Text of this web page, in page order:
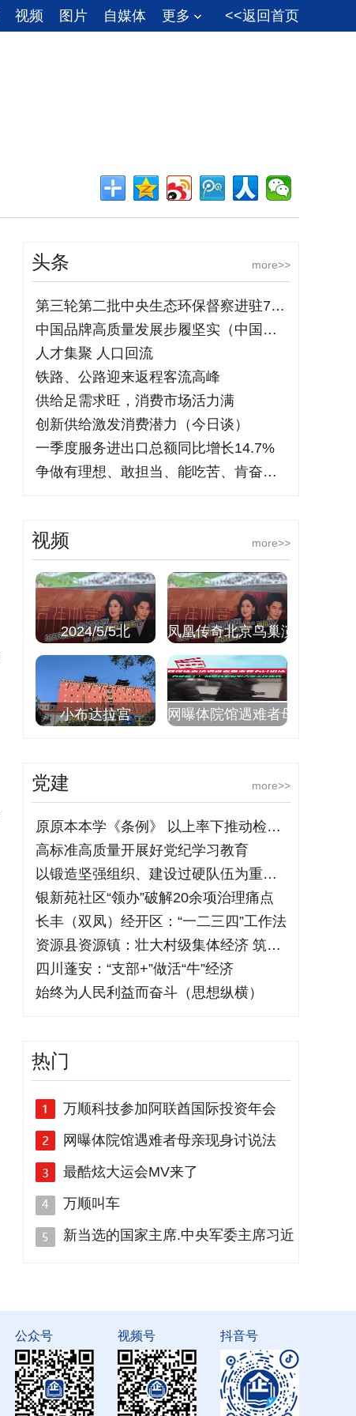
视频 图片 自媒体 更多 <<返回首页
more>>
头条
第三轮第二批中央生态环保督察进驻7省市
中国品牌高质量发展步履坚实（中国品牌日
人才集聚 人口回流
铁路、公路迎来返程客流高峰
供给足需求旺，消费市场活力满
创新供给激发消费潜力（今日谈）
一季度服务进出口总额同比增长14.7%
争做有理想、敢担当、能吃苦、肯奋斗的新
more>>
视频
2024/5/5北 凤凰传奇北京鸟巢演
小布达拉宫 网曝体院馆遇难者母
more>>
党建
原原本本学《条例》 以上率下推动检察机
高标准高质量开展好党纪学习教育
以锻造坚强组织、建设过硬队伍为重要着力
银新苑社区“领办”破解20余项治理痛点
长丰（双凤）经开区：“一二三四”工作法
资源县资源镇：壮大村级集体经济 筑牢乡
四川蓬安：“支部+”做活“牛”经济
始终为人民利益而奋斗（思想纵横）
热门
万顺科技参加阿联酋国际投资年会
网曝体院馆遇难者母亲现身讨说法
最酷炫大运会MV来了
万顺叫车
新当选的国家主席.中央军委主席习近
公众号 视频号 抖音号